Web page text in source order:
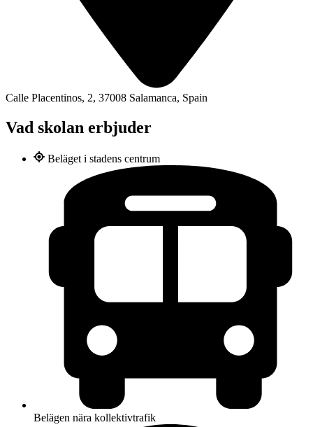
Calle Placentinos, 2, 37008 Salamanca, Spain
Vad skolan erbjuder
Beläget i stadens centrum
Belägen nära kollektivtrafik